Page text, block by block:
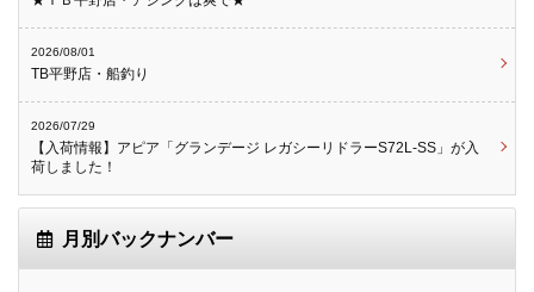
2026/08/01
TB平野店・船釣り
2026/07/29
【入荷情報】アピア「グランデージ レガシーリドラーS72L-SS」が入
荷しました！
月別バックナンバー